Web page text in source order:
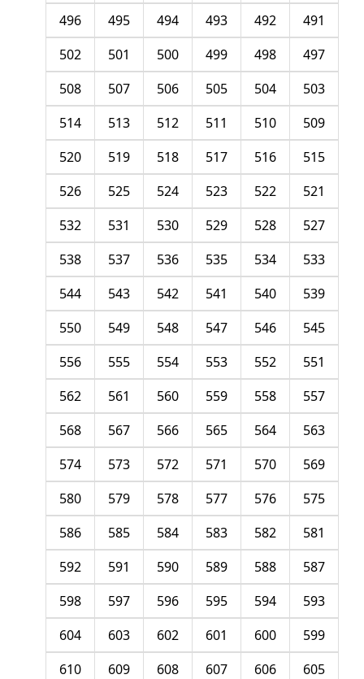
491
492
493
494
495
496
497
498
499
500
501
502
503
504
505
506
507
508
509
510
511
512
513
514
515
516
517
518
519
520
521
522
523
524
525
526
527
528
529
530
531
532
533
534
535
536
537
538
539
540
541
542
543
544
545
546
547
548
549
550
551
552
553
554
555
556
557
558
559
560
561
562
563
564
565
566
567
568
569
570
571
572
573
574
575
576
577
578
579
580
581
582
583
584
585
586
587
588
589
590
591
592
593
594
595
596
597
598
599
600
601
602
603
604
605
606
607
608
609
610